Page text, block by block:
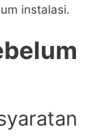
instalasi.